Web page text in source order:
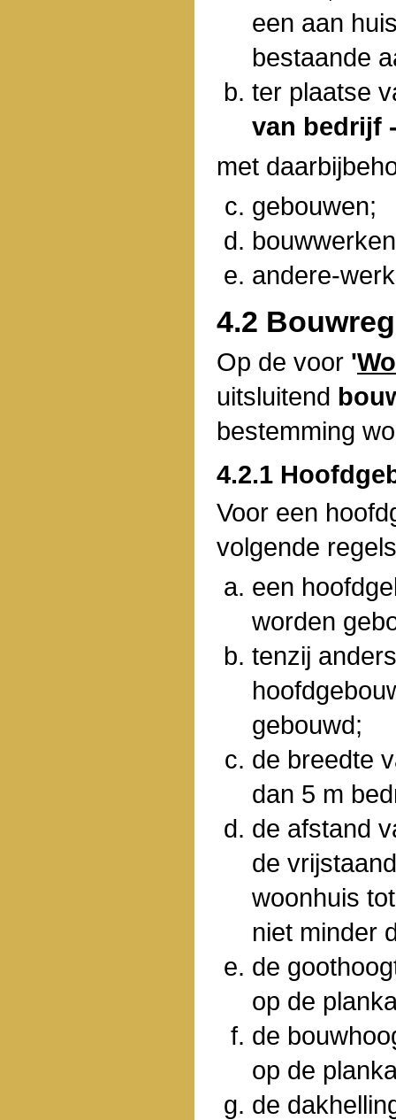
een aan
bestaande
ter plaatse
van bedrijf
met
gebouwen;
andere-
4.2
Op de voor '
uitsluitend
bestemming
4.2.1
Voor een
volgende
een
worden
tenzij
gebouwd;
de breedte
dan 5 m
de afstand
de
woonhuis
niet minder
de
op de
de
op de
de